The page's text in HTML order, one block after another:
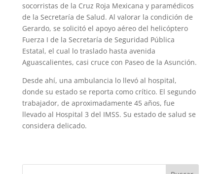
socorristas de la Cruz Roja Mexicana y paramédicos
de la Secretaría de Salud. Al valorar la condición de
Gerardo, se solicitó el apoyo aéreo del helicóptero
Fuerza I de la Secretaría de Seguridad Pública
Estatal, el cual lo traslado hasta avenida
Aguascalientes, casi cruce con Paseo de la Asunción.
Desde ahí, una ambulancia lo llevó al hospital,
donde su estado se reporta como crítico. El segundo
trabajador, de aproximadamente 45 años, fue
llevado al Hospital 3 del IMSS. Su estado de salud se
considera delicado.